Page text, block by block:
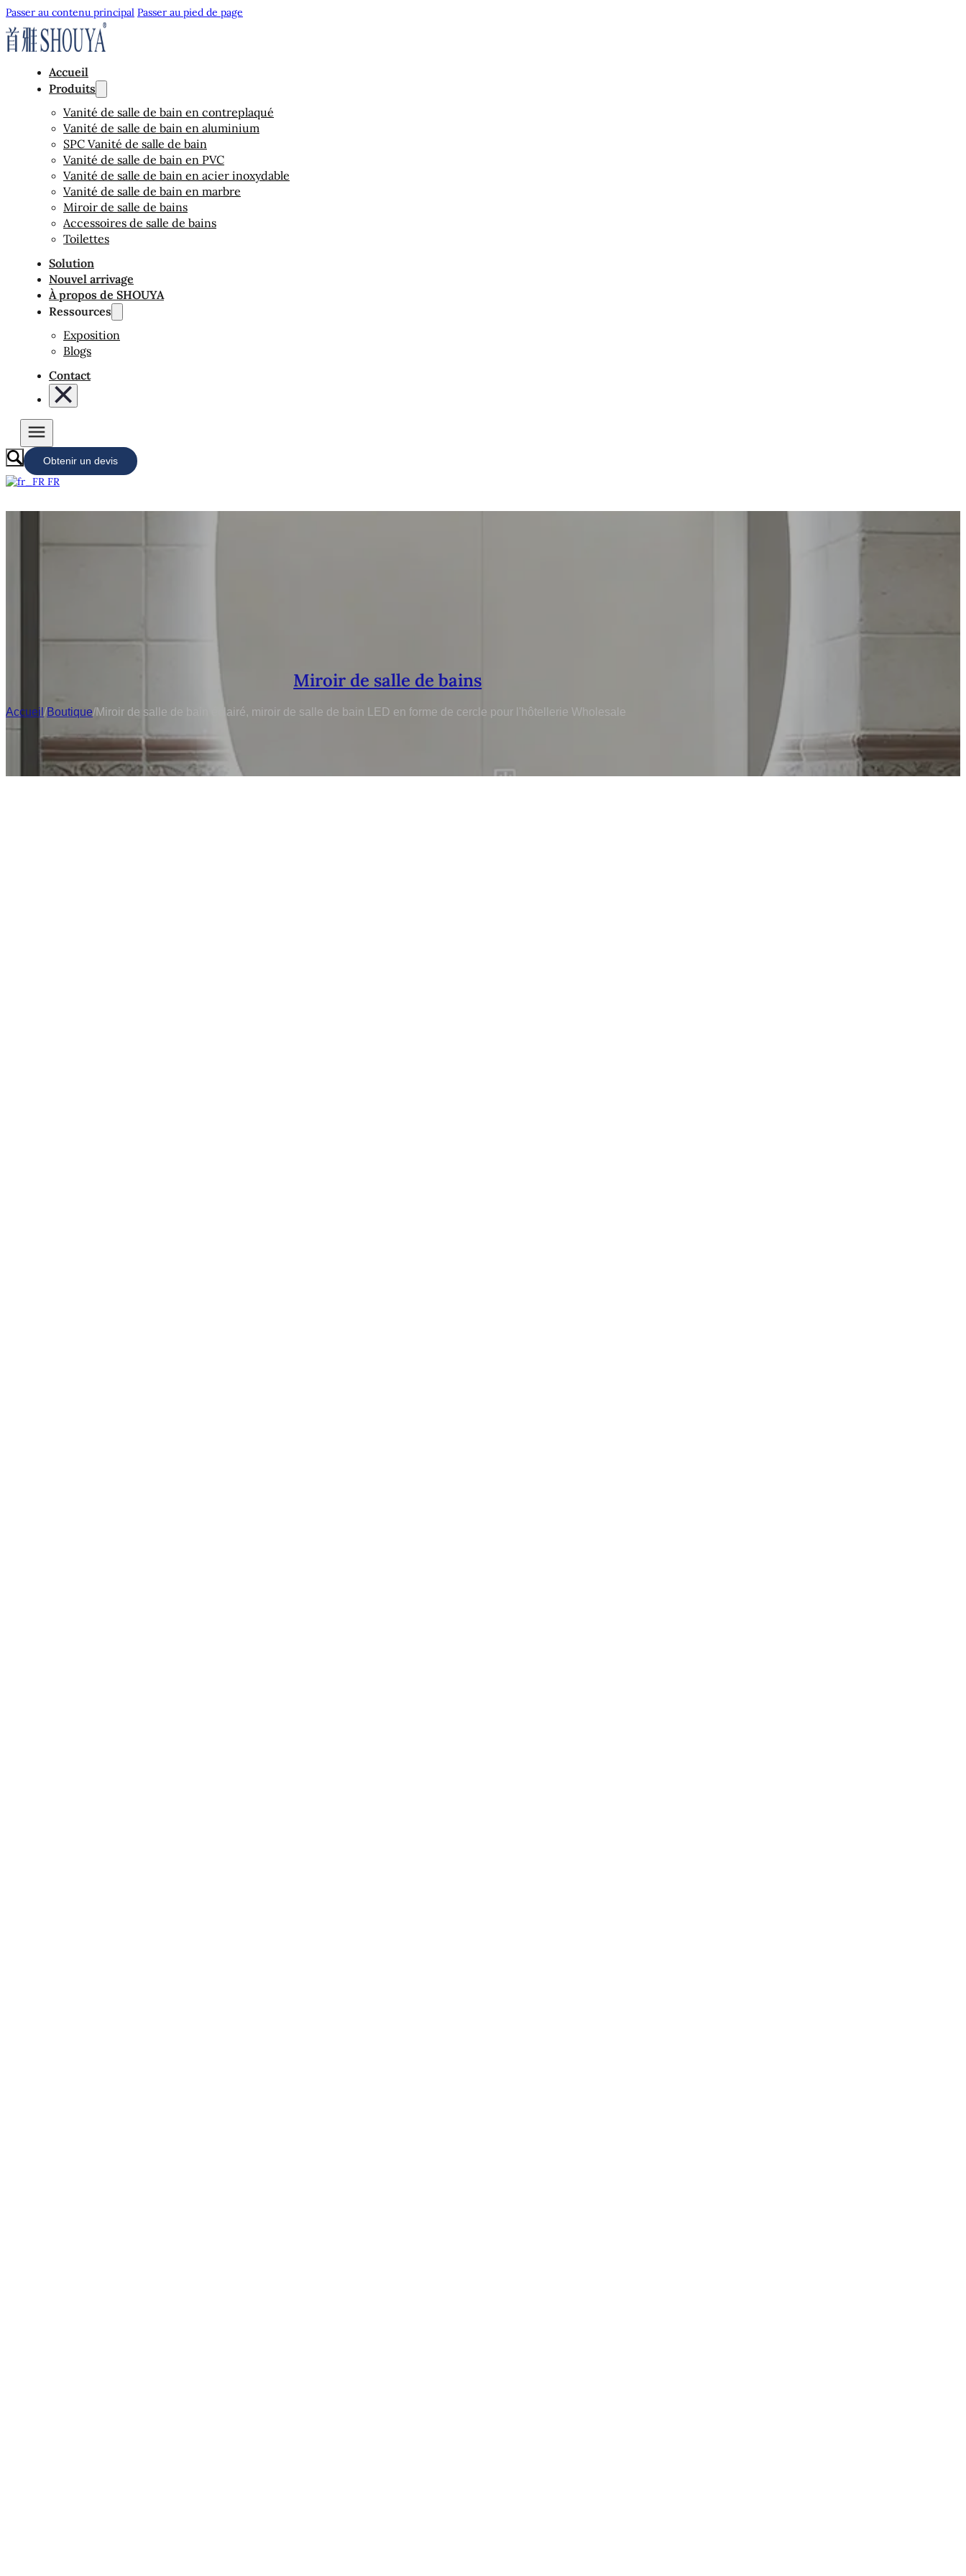
Passer au contenu principal Passer au pied de page
Accueil
Produits
Vanité de salle de bain en contreplaqué
Vanité de salle de bain en aluminium
SPC Vanité de salle de bain
Vanité de salle de bain en PVC
Vanité de salle de bain en acier inoxydable
Vanité de salle de bain en marbre
Miroir de salle de bains
Accessoires de salle de bains
Toilettes
Solution
Nouvel arrivage
À propos de SHOUYA
Ressources
Exposition
Blogs
Contact
Obtenir un devis
FR
Miroir de salle de bains
Accueil /Boutique/Miroir de salle de bain éclairé, miroir de salle de bain LED en forme de cercle pour l'hôtellerie Wholesale